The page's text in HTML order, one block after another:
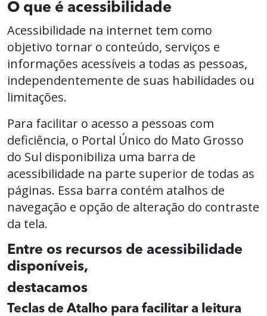
O que é acessibilidade
Acessibilidade na internet tem como
objetivo tornar o conteúdo, serviços e
informações acessíveis a todas as pessoas,
independentemente de suas habilidades ou
limitações.
Para facilitar o acesso a pessoas com
deficiência, o Portal Único do Mato Grosso
do Sul disponibiliza uma barra de
acessibilidade na parte superior de todas as
páginas. Essa barra contém atalhos de
navegação e opção de alteração do contraste
da tela.
Entre os recursos de acessibilidade
disponíveis,
destacamos
Teclas de Atalho para facilitar a leitura